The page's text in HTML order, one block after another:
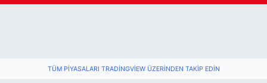
TÜM PIYASALARI TRADINGVIEW ÜZERINDEN TAKIP EDIN